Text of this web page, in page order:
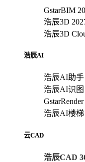
GstarBIM
浩辰3D
浩辰3D
浩辰AI
浩辰AI助手
浩辰AI识图
浩辰AI楼梯
云CAD
浩辰CAD